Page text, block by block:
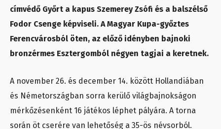
címvédő Győrt a kapus Szemerey Zsófi és a balszélső
Fodor Csenge képviseli. A Magyar Kupa-győztes
Ferencvárosból öten, az előző idényben bajnoki
bronzérmes Esztergomból négyen tagjai a keretnek.
A november 26. és december 14. között Hollandiában
és Németországban sorra kerülő világbajnokságon
mérkőzésenként 16 játékos léphet pályára. A torna
során öt cserére van lehetőség a 35-ös névsorból.